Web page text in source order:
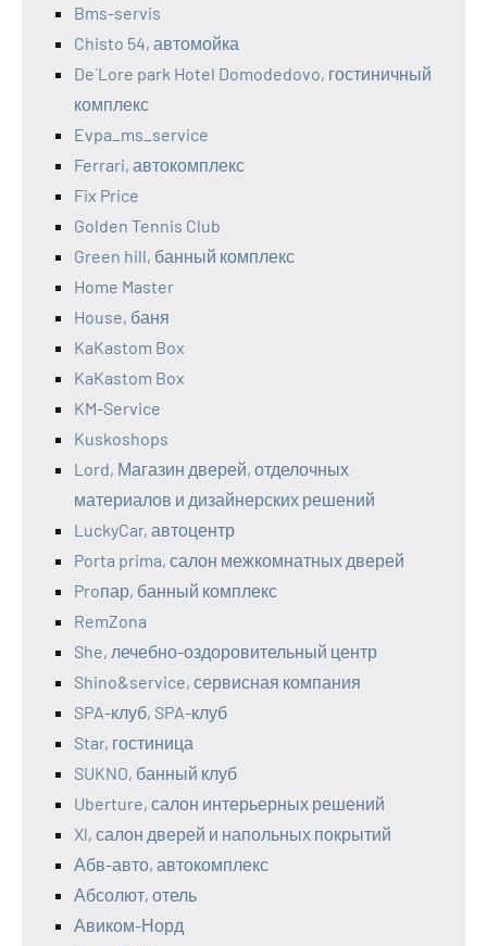
Bms-servis
Chisto 54, автомойка
De`Lore park Hotel Domodedovo, гостиничный
комплекс
Evpa_ms_service
Ferrari, автокомплекс
Fix Price
Golden Tennis Club
Green hill, банный комплекс
Home Master
House, баня
KaKastom Box
KaKastom Box
KM-Service
Kuskoshops
Lord, Магазин дверей, отделочных
материалов и дизайнерских решений
LuckyCar, автоцентр
Porta prima, салон межкомнатных дверей
Proпар, банный комплекс
RemZona
She, лечебно-оздоровительный центр
Shino&service, сервисная компания
SPA-клуб, SPA-клуб
Star, гостиница
SUKNO, банный клуб
Uberture, салон интерьерных решений
Xl, салон дверей и напольных покрытий
Абв-авто, автокомплекс
Абсолют, отель
Авиком-Норд